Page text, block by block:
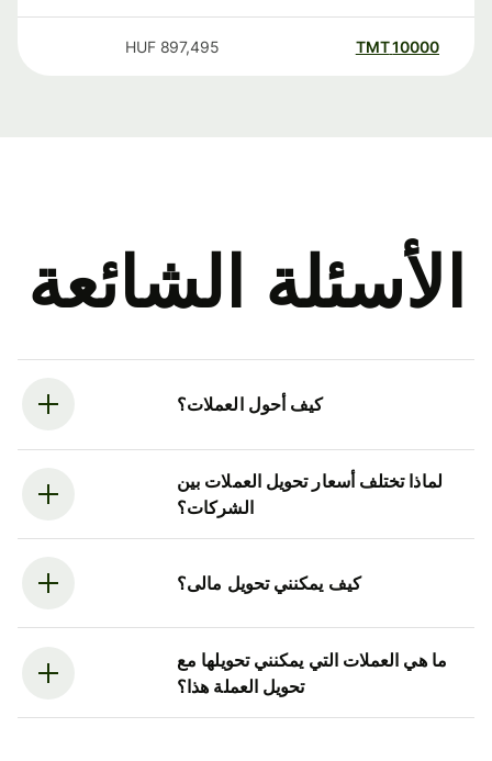
10000
TMT
897,495
HUF
الأسئلة الشائعة
كيف أحول العملات؟
لماذا تختلف أسعار تحويل العملات بين
الشركات؟
كيف يمكنني تحويل مالى؟
ما هي العملات التي يمكنني تحويلها مع
تحويل العملة هذا؟